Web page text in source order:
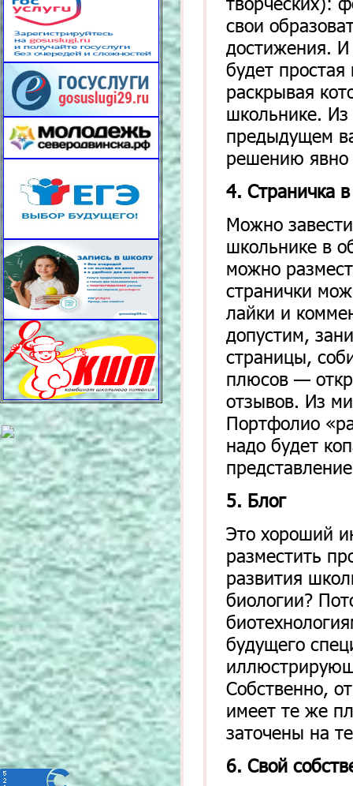
свои
достижения. И
будет простая
раскрывая
школьнике.
предыдущем
решению явно
4. Страничка в
Можно
школьнике в
можно
странички
лайки и
допустим,
страницы,
плюсов —
отзывов. Из
Портфолио
надо будет
5. Блог
Это хороший
разместить
развития
биологии?
будущего
Собственно,
имеет те же
заточены на
6. Свой